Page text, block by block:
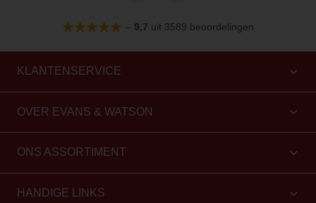
– 9,7 uit 3589 beoordelingen
KLANTENSERVICE
OVER EVANS & WATSON
ONS ASSORTIMENT
HANDIGE LINKS